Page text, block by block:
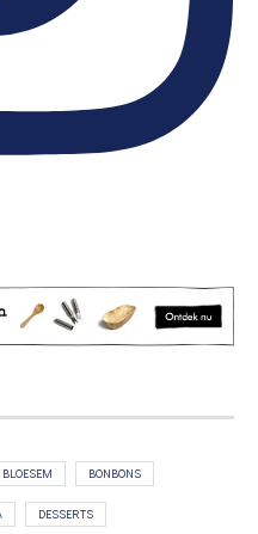
BLOESEM BONBONS
DESSERTS